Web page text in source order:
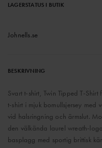
LAGERSTATUS I BUTIK
Johnells.se
BESKRIVNING
Svart t-shirt, Twin Tipped T-Shirt
t-shirt i mjuk bomullsjersey med
vid halsringning och ärmslut.
den välkända laurel wreath-
basplagg med sportig brittisk